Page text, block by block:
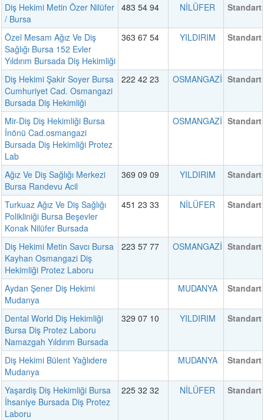
Diş Hekimi Metin Özer Nilüfer
/ Bursa
483 54 94 NİLÜFER Standart
Özel Mesam Ağız Ve Diş
Sağlığı Bursa 152 Evler
Yıldırım Bursada Diş Hekimliği
363 67 54 YILDIRIM Standart
Diş Hekimi Şakir Soyer Bursa
Cumhuriyet Cad. Osmangazi
Bursada Diş Hekimliği
222 42 23 OSMANGAZİ Standart
Mir-Diş Diş Hekimliği Bursa
İnönü Cad.osmangazi
Bursada Diş Hekimliği Protez
Lab
OSMANGAZİ Standart
Ağız Ve Diş Sağlığı Merkezi
Bursa Randevu Acil
369 09 09 YILDIRIM Standart
Turkuaz Ağız Ve Diş Sağlığı
Polikliniği Bursa Beşevler
Konak Nilüfer Bursada
451 23 33 NİLÜFER Standart
Diş Hekimi Metin Savcı Bursa
Kayhan Osmangazi Diş
Hekimliği Protez Laboru
223 57 77 OSMANGAZİ Standart
Aydan Şener Diş Hekimi
Mudanya
MUDANYA Standart
Dental World Diş Hekimliği
Bursa Diş Protez Laboru
Namazgah Yıldırım Bursada
329 07 10 YILDIRIM Standart
Diş Hekimi Bülent Yağlıdere
Mudanya
MUDANYA Standart
Yaşardiş Diş Hekimliği Bursa
İhsaniye Bursada Diş Protez
Laboru
225 32 32 NİLÜFER Standart